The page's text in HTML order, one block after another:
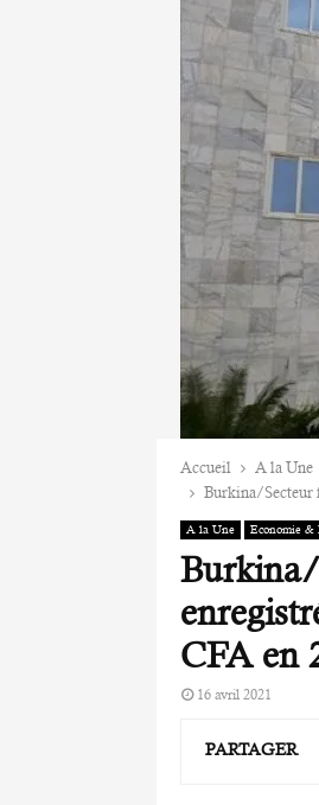
Accueil
A la Une
Burkina/Secteur
A la Une Economie &
CFA en
16 avril 2021
PARTAGER